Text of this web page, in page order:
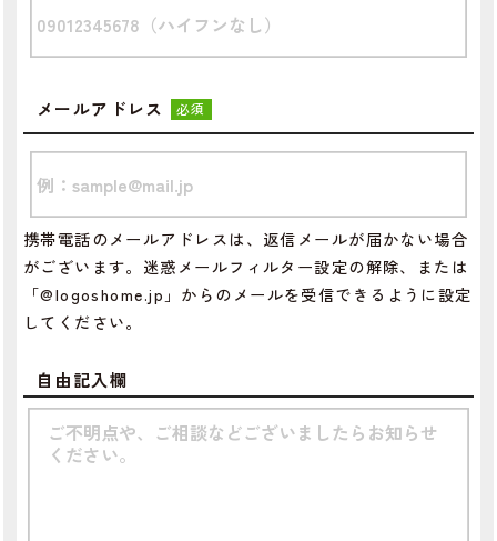
メールアドレス 必須
携帯電話のメールアドレスは、返信メールが届かない場合
がございます。迷惑メールフィルター設定の解除、または
「@logoshome.jp」からのメールを受信できるように設定
してください。
自由記入欄